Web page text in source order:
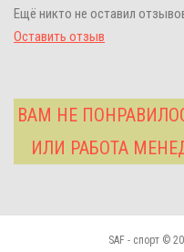
Ещё никто не оставил
Оставить отзыв
ВАМ НЕ
ИЛИ РАБОТА
SAF - спорт ©